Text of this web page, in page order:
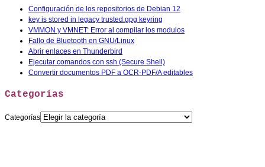
Configuración de los repositorios de Debian 12
key is stored in legacy trusted.gpg keyring
VMMON y VMNET: Error al compilar los modulos
Fallo de Bluetooth en GNU/Linux
Abrir enlaces en Thunderbird
Ejecutar comandos con ssh (Secure Shell)
Convertir documentos PDF a OCR-PDF/A editables
Categorías
Categorías